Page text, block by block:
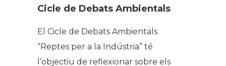
Cicle de Debats Ambientals
El Cicle de Debats Ambientals
“Reptes per a la Indústria” té
l’objectiu de reflexionar sobre els